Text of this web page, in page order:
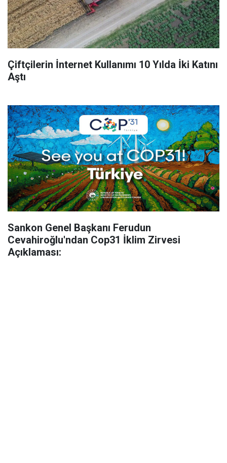
Çiftçilerin İnternet Kullanımı 10 Yılda İki Katını
Aştı
Sankon Genel Başkanı Ferudun
Cevahiroğlu'ndan Cop31 İklim Zirvesi
Açıklaması: